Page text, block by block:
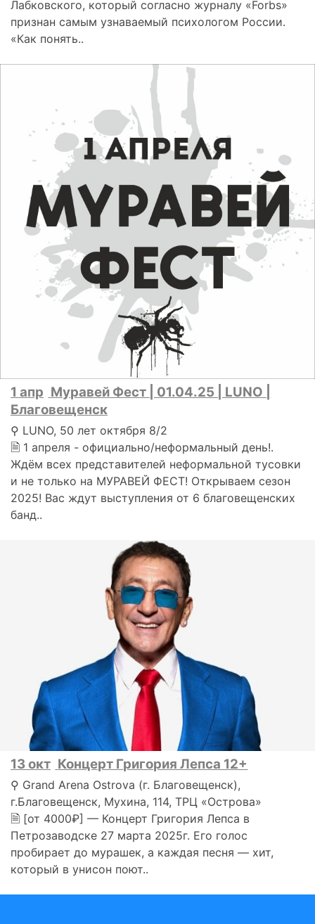
Лабковского, который согласно журналу «Forbs»
признан самым узнаваемый психологом России.
«Как понять..
1 апр Муравей Фест | 01.04.25 | LUNO |
Благовещенск
⚲ LUNO, 50 лет октября 8/2
🗎 1 апреля - официально/неформальный день!.
Ждём всех представителей неформальной тусовки
и не только на МУРАВЕЙ ФЕСТ! Открываем сезон
2025! Вас ждут выступления от 6 благовещенских
банд..
13 окт Концерт Григория Лепса 12+
⚲ Grand Arena Ostrova (г. Благовещенск),
г.Благовещенск, Мухина, 114, ТРЦ «Острова»
🗎 [от 4000₽] — Концерт Григория Лепса в
Петрозаводске 27 марта 2025г. Его голос
пробирает до мурашек, а каждая песня — хит,
который в унисон поют..